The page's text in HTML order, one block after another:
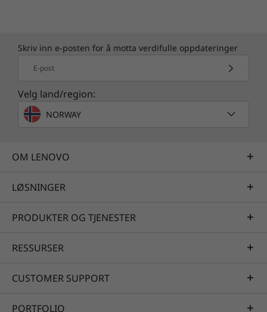
Skriv inn e-posten for å motta verdifulle oppdateringer
E-post
Velg land/region:
NORWAY
OM LENOVO
LØSNINGER
PRODUKTER OG TJENESTER
RESSURSER
CUSTOMER SUPPORT
PORTFOLIO